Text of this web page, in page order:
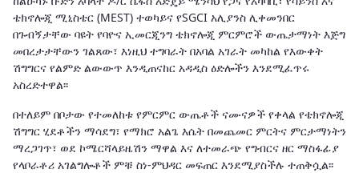
ቴክኖሎጂ ሚኒስቴር (MEST) ተወካይና የSGCI አሊያንስ ሊቀመንበር
በጉብኝታቸው ባዩት የባዮና ኢመርጂንግ ቴክኖሎጂ ምርምሮች ውጤታማነት እጅግ
መበረታታቸውን ገልጸው፣ እነዚህ ተግባራት በአባል አገራት መካከል የእውቀት
ሽግግርና የልምድ ልውውጥ እንዲጠናከር አዳዲስ ዕድሎችን እንደሚፈጥሩ
አስረድተዋል፡፡
በተለይም በቦታው የተመለከቱ የምርምር ውጤቶች ናሙናዎች የቀላል የቴክኖሎጂ
ሽግግር ሂደቶችን ማሳደግ፣ የማክሮ አልጌ እሴት በመጨመር ምርትና ምርታማነትን
ማረጋገጥ፣ ወደ ኮሜርሻላይዜሽን ማዋል እና ለተመራጭ የግብርና ዘር ማስፋፊያ
የላቦራቶሪ አገልግሎቶች ምቹ ስነ-ምህዳር መፍጠር እንደሚያስችሉ ተጠቅሷል፡፡